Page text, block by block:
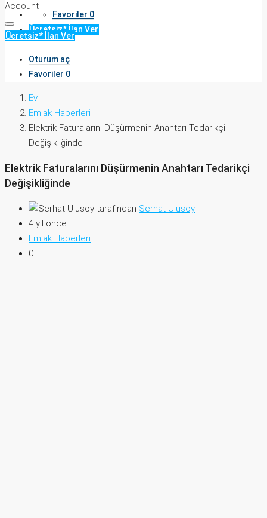
Favoriler 0
Ücretsiz* İlan Ver
Account
Ücretsiz* İlan Ver
Oturum aç
Favoriler 0
Ev
Emlak Haberleri
Elektrik Faturalarını Düşürmenin Anahtarı Tedarikçi
Değişikliğinde
Elektrik Faturalarını Düşürmenin Anahtarı Tedarikçi
Değişikliğinde
tarafından Serhat Ulusoy
4 yıl önce
Emlak Haberleri
0